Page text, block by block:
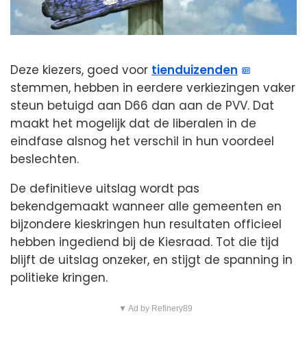
Deze kiezers, goed voor tienduizenden
stemmen, hebben in eerdere verkiezingen vaker
steun betuigd aan D66 dan aan de PVV. Dat
maakt het mogelijk dat de liberalen in de
eindfase alsnog het verschil in hun voordeel
beslechten.
De definitieve uitslag wordt pas
bekendgemaakt wanneer alle gemeenten en
bijzondere kieskringen hun resultaten officieel
hebben ingediend bij de Kiesraad. Tot die tijd
blijft de uitslag onzeker, en stijgt de spanning in
politieke kringen.
▼ Ad by Refinery89